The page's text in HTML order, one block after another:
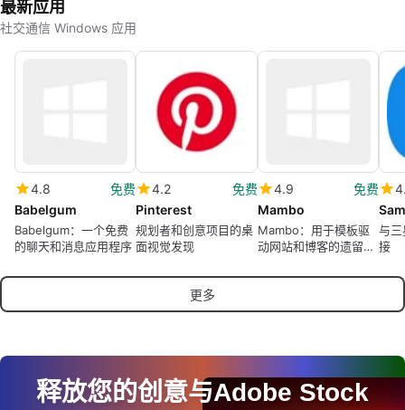
最新应用
社交通信 Windows 应用
4.8
免费
Babelgum
Babelgum：一个免费
的聊天和消息应用程序
4.2
免费
Pinterest
规划者和创意项目的桌
面视觉发现
4.9
免费
Mambo
Mambo：用于模板驱
动网站和博客的遗留
与
接
更多
释放您的创意与Adobe Stock